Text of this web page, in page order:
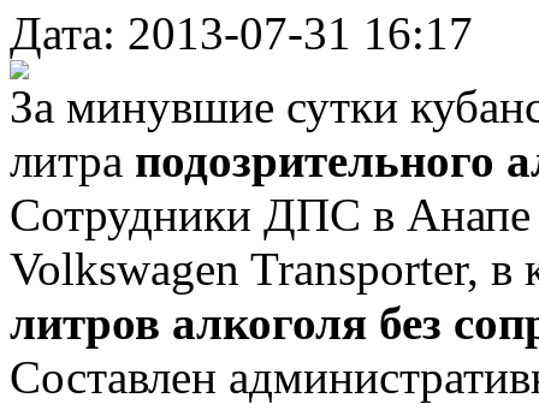
Дата: 2013-07-31 16:17
За минувшие сутки
литра подозрительного
Сотрудники ДПС в Анапе
Volkswagen Transporter,
литров алкоголя без
Составлен